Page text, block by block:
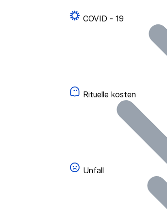
COVID - 19
Rituelle kosten
Unfall